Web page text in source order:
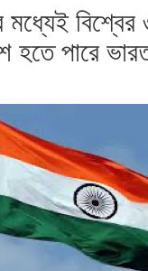
মধ্যেই
হতে পারে